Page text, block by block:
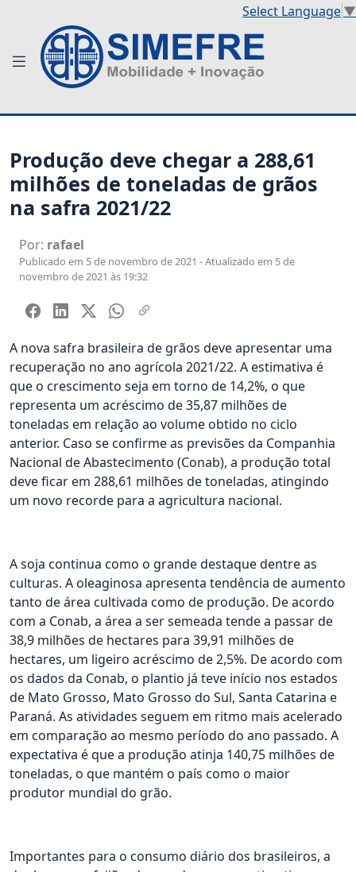
Select Language▼
Produção deve chegar a 288,61
milhões de toneladas de grãos
na safra 2021/22
Por: rafael
Publicado em 5 de novembro de 2021 - Atualizado em 5 de
novembro de 2021 às 19:32
A nova safra brasileira de grãos deve apresentar uma
recuperação no ano agrícola 2021/22. A estimativa é
que o crescimento seja em torno de 14,2%, o que
representa um acréscimo de 35,87 milhões de
toneladas em relação ao volume obtido no ciclo
anterior. Caso se confirme as previsões da Companhia
Nacional de Abastecimento (Conab), a produção total
deve ficar em 288,61 milhões de toneladas, atingindo
um novo recorde para a agricultura nacional.
A soja continua como o grande destaque dentre as
culturas. A oleaginosa apresenta tendência de aumento
tanto de área cultivada como de produção. De acordo
com a Conab, a área a ser semeada tende a passar de
38,9 milhões de hectares para 39,91 milhões de
hectares, um ligeiro acréscimo de 2,5%. De acordo com
os dados da Conab, o plantio já teve início nos estados
de Mato Grosso, Mato Grosso do Sul, Santa Catarina e
Paraná. As atividades seguem em ritmo mais acelerado
em comparação ao mesmo período do ano passado. A
expectativa é que a produção atinja 140,75 milhões de
toneladas, o que mantém o país como o maior
produtor mundial do grão.
Importantes para o consumo diário dos brasileiros, a